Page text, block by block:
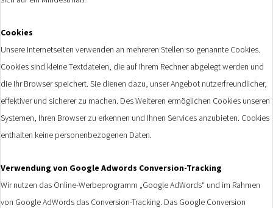
Cookies
Unsere Internetseiten verwenden an mehreren Stellen so genannte Cookies.
Cookies sind kleine Textdateien, die auf Ihrem Rechner abgelegt werden und
die Ihr Browser speichert. Sie dienen dazu, unser Angebot nutzerfreundlicher,
effektiver und sicherer zu machen. Des Weiteren ermöglichen Cookies unseren
Systemen, Ihren Browser zu erkennen und Ihnen Services anzubieten. Cookies
enthalten keine personenbezogenen Daten.
Verwendung von Google Adwords Conversion-Tracking
Wir nutzen das Online-Werbeprogramm „Google AdWords“ und im Rahmen
von Google AdWords das Conversion-Tracking. Das Google Conversion